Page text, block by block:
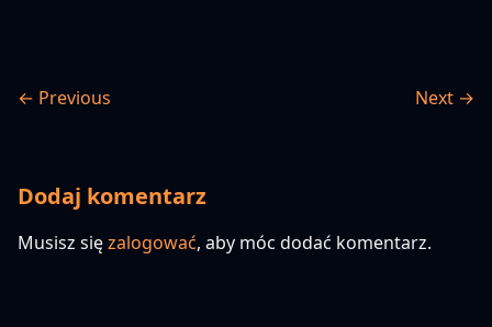
← Previous Next →
Dodaj komentarz
Musisz sięzalogować, aby móc dodać komentarz.